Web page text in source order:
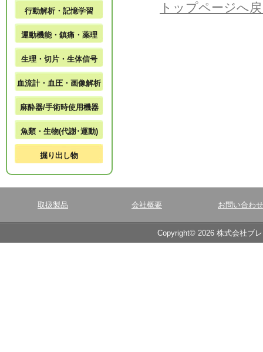
トップページへ
行動解析・記憶学習
運動機能・鎮痛・薬理
生理・切片・生体信号
血流計・血圧・画像解析
麻酔器/手術時使用機器
魚類・生物(代謝･運動)
掘り出し物
取扱製品 会社概要 お問い合わせ
Copyright© 2026 株式会社ブ